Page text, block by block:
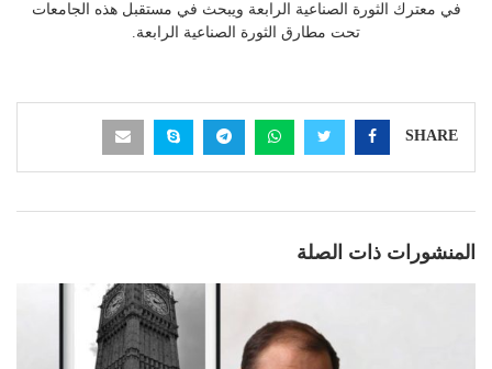
في معترك الثورة الصناعية الرابعة ويبحث في مستقبل هذه الجامعات
تحت مطارق الثورة الصناعية الرابعة.
SHARE
المنشورات ذات الصلة